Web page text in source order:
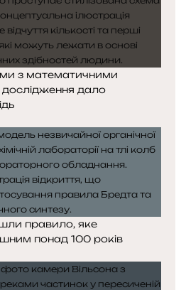
з математичними
дослідження дало
правило, яке
понад 100 років